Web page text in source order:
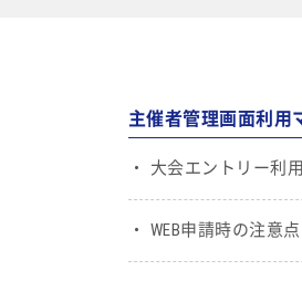
主催者管理画面利用
大会エントリー利
WEB申請時の注意点